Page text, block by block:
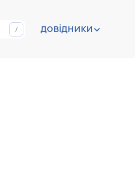
довідники